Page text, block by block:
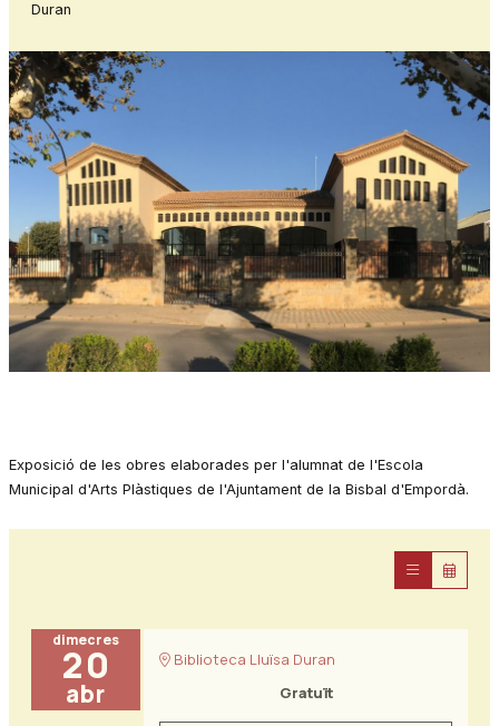
Duran
Exposició de les obres elaborades per l'alumnat de l'Escola
Municipal d'Arts Plàstiques de l'Ajuntament de la Bisbal d'Empordà.
dimecres
20
abr
Biblioteca Lluïsa Duran
Gratuït